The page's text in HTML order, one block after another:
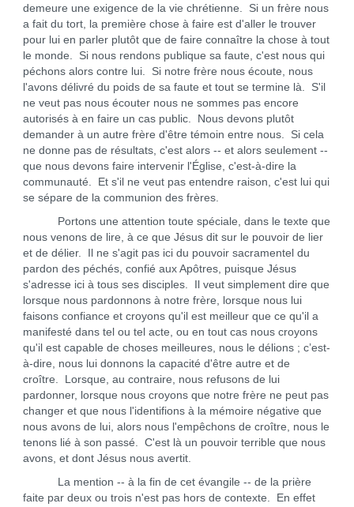
demeure une exigence de la vie chrétienne. Si un frère nous
a fait du tort, la première chose à faire est d'aller le trouver
pour lui en parler plutôt que de faire connaître la chose à tout
le monde. Si nous rendons publique sa faute, c'est nous qui
péchons alors contre lui. Si notre frère nous écoute, nous
l'avons délivré du poids de sa faute et tout se termine là. S'il
ne veut pas nous écouter nous ne sommes pas encore
autorisés à en faire un cas public. Nous devons plutôt
demander à un autre frère d'être témoin entre nous. Si cela
ne donne pas de résultats, c'est alors -- et alors seulement --
que nous devons faire intervenir l'Église, c'est-à-dire la
communauté. Et s'il ne veut pas entendre raison, c'est lui qui
se sépare de la communion des frères.
Portons une attention toute spéciale, dans le texte que
nous venons de lire, à ce que Jésus dit sur le pouvoir de lier
et de délier. Il ne s'agit pas ici du pouvoir sacramentel du
pardon des péchés, confié aux Apôtres, puisque Jésus
s'adresse ici à tous ses disciples. Il veut simplement dire que
lorsque nous pardonnons à notre frère, lorsque nous lui
faisons confiance et croyons qu'il est meilleur que ce qu'il a
manifesté dans tel ou tel acte, ou en tout cas nous croyons
qu'il est capable de choses meilleures, nous le délions ; c’est-
à-dire, nous lui donnons la capacité d'être autre et de
croître. Lorsque, au contraire, nous refusons de lui
pardonner, lorsque nous croyons que notre frère ne peut pas
changer et que nous l'identifions à la mémoire négative que
nous avons de lui, alors nous l'empêchons de croître, nous le
tenons lié à son passé. C'est là un pouvoir terrible que nous
avons, et dont Jésus nous avertit.
La mention -- à la fin de cet évangile -- de la prière
faite par deux ou trois n'est pas hors de contexte. En effet